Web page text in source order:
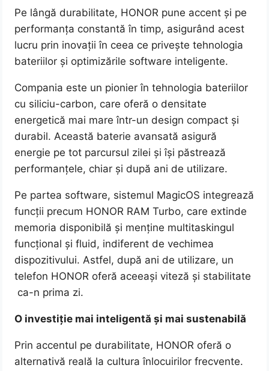
Pe lângă durabilitate, HONOR pune accent și pe
performanța constantă în timp, asigurând acest
lucru prin inovații în ceea ce privește tehnologia
bateriilor și optimizările software inteligente.
Compania este un pionier în tehnologia bateriilor
cu siliciu-carbon, care oferă o densitate
energetică mai mare într-un design compact și
durabil. Această baterie avansată asigură
energie pe tot parcursul zilei și își păstrează
performanțele, chiar și după ani de utilizare.
Pe partea software, sistemul MagicOS integrează
funcții precum HONOR RAM Turbo, care extinde
memoria disponibilă și menține multitaskingul
funcțional și fluid, indiferent de vechimea
dispozitivului. Astfel, după ani de utilizare, un
telefon HONOR oferă aceeași viteză și stabilitate
ca-n prima zi.
O investiție mai inteligentă și mai sustenabilă
Prin accentul pe durabilitate, HONOR oferă o
alternativă reală la cultura înlocuirilor frecvente.